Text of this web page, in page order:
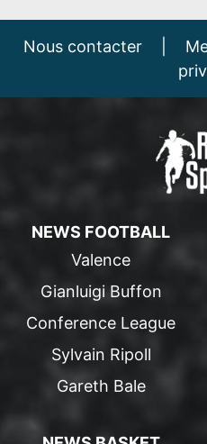
Nous contacter
NEWS FOOTBALL
Valence
Gianluigi Buffon
Conference League
Sylvain Ripoll
Gareth Bale